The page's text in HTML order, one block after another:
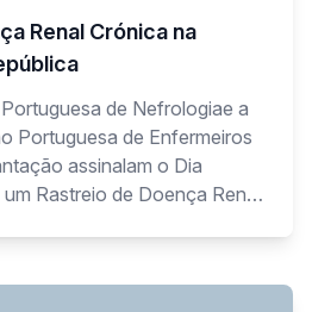
Renal Crónica na
de Nefrologiae a
Portuguesa de Enfermeiros
assinalam o Dia
Rastreio de Doença Renal